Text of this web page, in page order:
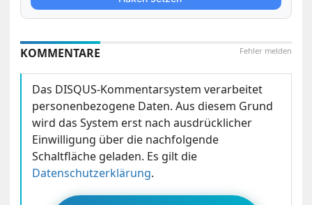
Fehler melden
KOMMENTARE
Das DISQUS-Kommentarsystem verarbeitet
personenbezogene Daten. Aus diesem Grund
wird das System erst nach ausdrücklicher
Einwilligung über die nachfolgende
Schaltfläche geladen. Es gilt die
Datenschutzerklärung.